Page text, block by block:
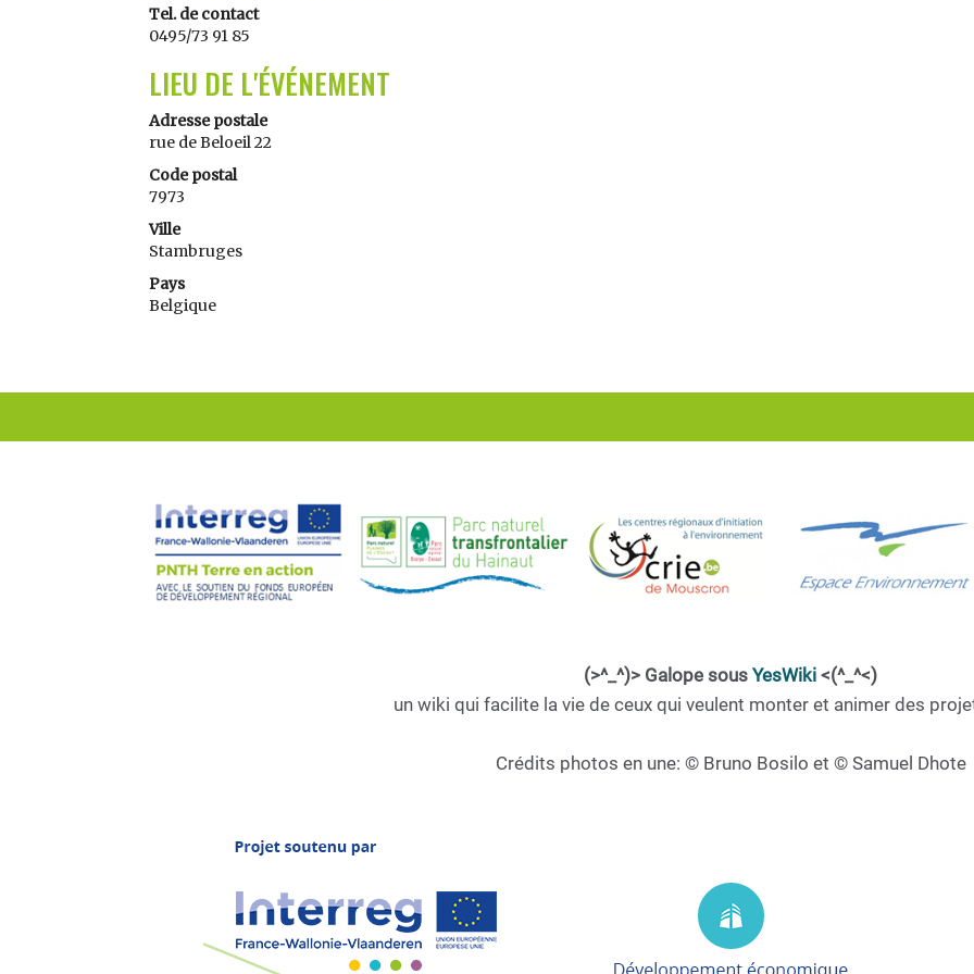
Tel. de contact
0495/73 91 85
LIEU DE L'ÉVÉNEMENT
Adresse postale
rue de Beloeil 22
Code postal
7973
Ville
Stambruges
Pays
Belgique